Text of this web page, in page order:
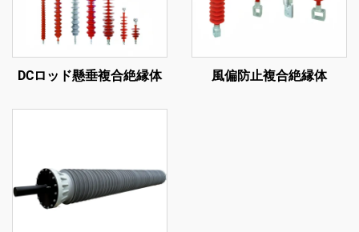
DCロッド懸垂複合絶縁体 風偏防止複合絶縁体